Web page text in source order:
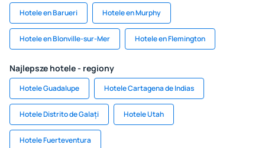
Hotele en Barueri Hotele en Murphy
Hotele en Blonville-sur-Mer Hotele en Flemington
Najlepsze hotele - regiony
Hotele Guadalupe Hotele Cartagena de Indias
Hotele Distrito de Galați Hotele Utah
Hotele Fuerteventura